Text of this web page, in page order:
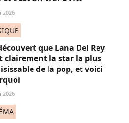
2026
que Lana Del Rey
clairement la star la plus
de la pop, et voici
2026